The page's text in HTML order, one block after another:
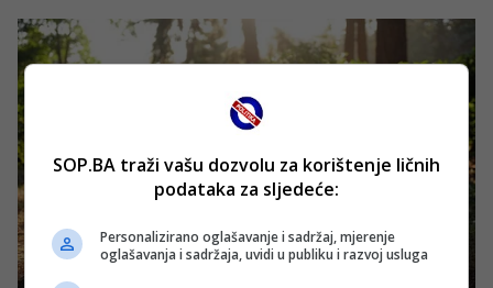
SOP.BA traži vašu dozvolu za korištenje ličnih
podataka za sljedeće:
Personalizirano oglašavanje i sadržaj, mjerenje
oglašavanja i sadržaja, uvidi u publiku i razvoj usluga